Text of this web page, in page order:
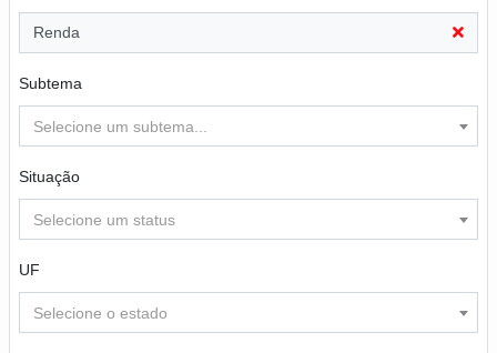
Renda
Subtema
Selecione um subtema...
Situação
Selecione um status
UF
Selecione o estado